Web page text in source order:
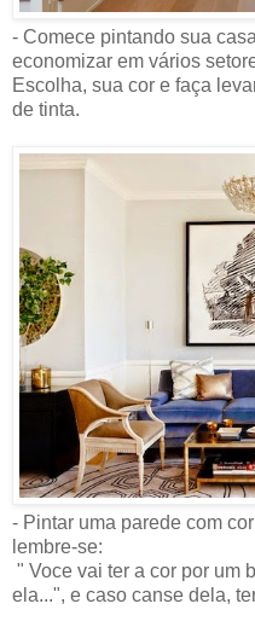
- Comece pintando sua
economizar em vários
Escolha, sua cor e faça
de tinta.
- Pintar uma parede com
lembre-se:
" Voce vai ter a cor por um
ela...", e caso canse dela,